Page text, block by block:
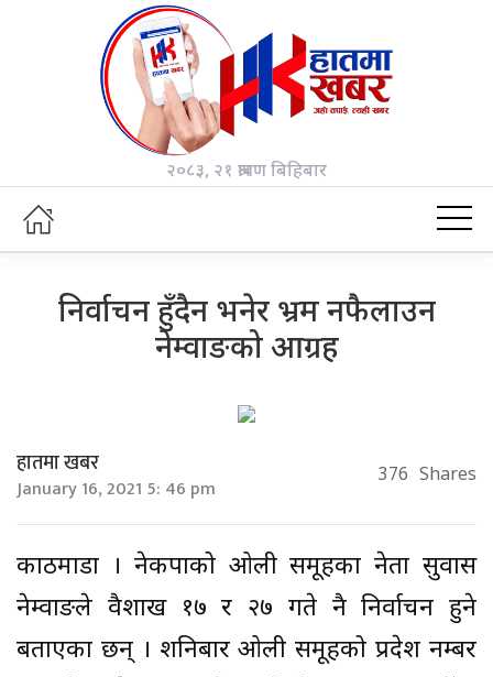
२०८३, २१ श्रावण बिहिबार
निर्वाचन हुँदैन भनेर भ्रम नफैलाउन
नेम्वाङको आग्रह
हातमा खबर
January 16, 2021 5: 46 pm 376 Shares
काठमाडौं । नेकपाको ओली समूहका नेता सुवास
नेम्वाङले वैशाख १७ र २७ गते नै निर्वाचन हुने
बताएका छन् । शनिबार ओली समूहको प्रदेश नम्बर